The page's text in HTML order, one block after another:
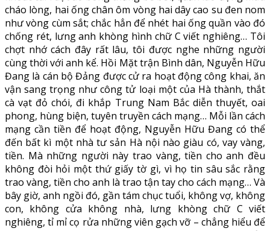
cháo lòng, hai ống chân ôm vòng hai dây cao su đen nom
như vòng cùm sắt; chắc hẳn để nhét hai ống quần vào đó
chống rét, lưng anh khòng hình chữ C viết nghiêng… Tôi
chợt nhớ cách đây rất lâu, tôi được nghe những người
cùng thời với anh kể. Hồi Mặt trận Bình dân, Nguyễn Hữu
Đang là cán bộ Đảng được cử ra hoạt động công khai, ăn
vận sang trọng như công tử loại một của Hà thành, thắt
cà vạt đỏ chói, đi khắp Trung Nam Bắc diễn thuyết, oai
phong, hùng biện, tuyên truyền cách mạng… Mỗi lần cách
mạng cần tiền để hoạt động, Nguyễn Hữu Đang có thể
đến bất kì một nhà tư sản Hà nội nào giàu có, vay vàng,
tiền. Mà những người này trao vàng, tiền cho anh đều
không đòi hỏi một thứ giấy tờ gì, vì họ tin sâu sắc rằng
trao vàng, tiền cho anh là trao tận tay cho cách mạng… Và
bây giờ, anh ngồi đó, gần tám chục tuổi, không vợ, không
con, không cửa không nhà, lưng khòng chữ C viết
nghiêng, tỉ mỉ cọ rửa những viên gạch vỡ – chẳng hiểu để